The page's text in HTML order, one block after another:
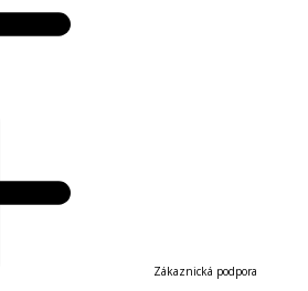
Zákaznická podpora